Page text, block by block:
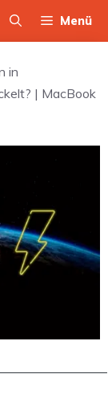
Menü
in
| MacBook